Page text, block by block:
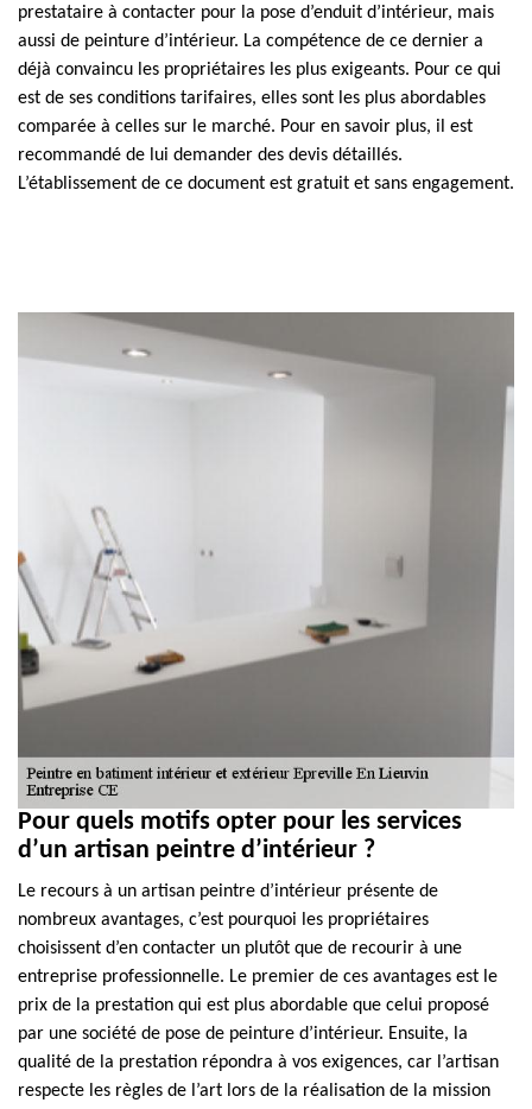
prestataire à contacter pour la pose d’enduit d’intérieur, mais
aussi de peinture d’intérieur. La compétence de ce dernier a
déjà convaincu les propriétaires les plus exigeants. Pour ce qui
est de ses conditions tarifaires, elles sont les plus abordables
comparée à celles sur le marché. Pour en savoir plus, il est
recommandé de lui demander des devis détaillés.
L’établissement de ce document est gratuit et sans engagement.
Pour quels motifs opter pour les services
d’un artisan peintre d’intérieur ?
Le recours à un artisan peintre d’intérieur présente de
nombreux avantages, c’est pourquoi les propriétaires
choisissent d’en contacter un plutôt que de recourir à une
entreprise professionnelle. Le premier de ces avantages est le
prix de la prestation qui est plus abordable que celui proposé
par une société de pose de peinture d’intérieur. Ensuite, la
qualité de la prestation répondra à vos exigences, car l’artisan
respecte les règles de l’art lors de la réalisation de la mission